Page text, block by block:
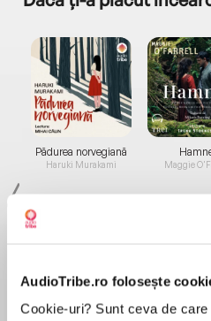
AudioTribe.ro folosește
Cookie-uri? Sunt ceva de
Pădurea norvegiană
Haruki Murakami
Elita de Argint (Elita
Maggie
Diavolul se